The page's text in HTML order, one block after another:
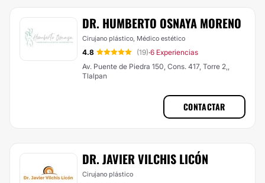
DR. HUMBERTO OSNAYA MORENO
Cirujano plástico, Médico estético
4.8 (19)·6 Experiencias
Av. Puente de Piedra 150, Cons. 417, Torre 2,,
Tlalpan
CONTACTAR
DR. JAVIER VILCHIS LICÓN
Cirujano plástico